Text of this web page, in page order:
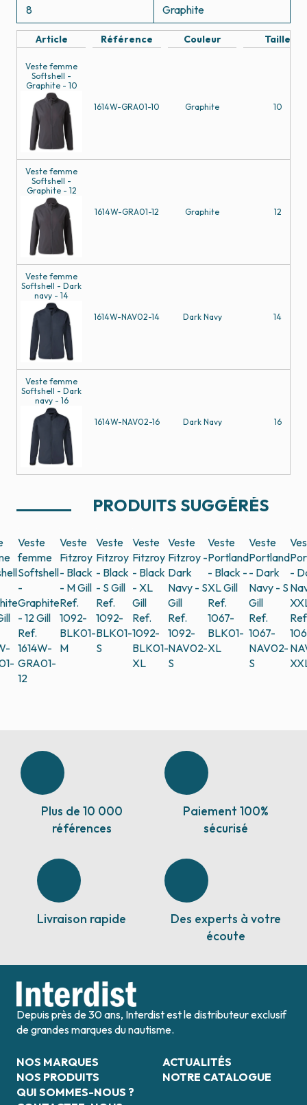
8
Graphite
Article Référence Couleur Taille
Veste femme
Softshell -
Graphite - 10
1614W-GRA01-10 Graphite 10
Veste femme
Softshell -
Graphite - 12
1614W-GRA01-12 Graphite 12
Veste femme
Softshell - Dark
navy - 14
1614W-NAV02-14 Dark Navy 14
Veste femme
Softshell - Dark
navy - 16
1614W-NAV02-16 Dark Navy 16
PRODUITS SUGGÉRÉS
Veste
femme
Softshell
-
Graphite
- 12Gill
Ref.
1614W-
GRA01-
12
Veste
Fitzroy
- Black
- MGill
Ref.
1092-
BLK01-
M
Veste
Fitzroy
- Black
- S Gill
Ref.
1092-
BLK01-
S
Veste
Fitzroy
- Black
- XL
Gill
Ref.
1092-
BLK01-
XL
Veste
Fitzroy -
Dark
Navy - S
Gill
Ref.
1092-
NAV02-
S
Veste
Portland
- Black -
XLGill
Ref.
1067-
BLK01-
XL
Veste
Portland
- Dark
Navy - S
Gill
Ref.
1067-
NAV02-
S
-
Plus de 10 000
références
Paiement 100%
sécurisé
Livraison rapide
Des experts à votre
écoute
Depuis près de 30 ans, Interdist est le distributeur exclusif
de grandes marques du nautisme.
NOS MARQUES
NOS PRODUITS
QUI SOMMES-NOUS ?
ACTUALITÉS
NOTRE CATALOGUE